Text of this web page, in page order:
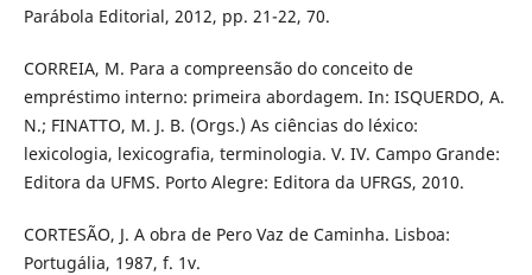
Parábola Editorial, 2012, pp. 21-22, 70.
CORREIA, M. Para a compreensão do conceito de
empréstimo interno: primeira abordagem. In: ISQUERDO, A.
N.; FINATTO, M. J. B. (Orgs.) As ciências do léxico:
lexicologia, lexicografia, terminologia. V. IV. Campo Grande:
Editora da UFMS. Porto Alegre: Editora da UFRGS, 2010.
CORTESÃO, J. A obra de Pero Vaz de Caminha. Lisboa:
Portugália, 1987, f. 1v.